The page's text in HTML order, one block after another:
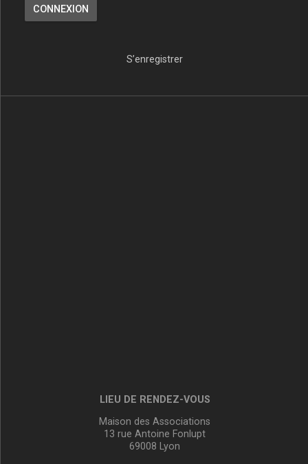
S’enregistrer
LIEU DE RENDEZ-VOUS
Maison des Associations
13 rue Antoine Fonlupt
69008 Lyon